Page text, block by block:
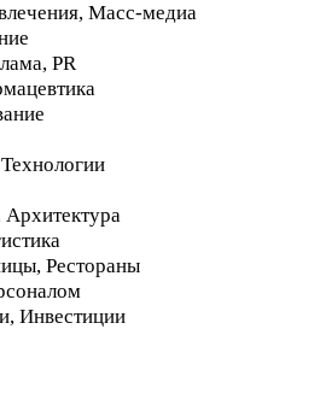
Масс-медиа
PR
Архитектура
Рестораны
Инвестиции